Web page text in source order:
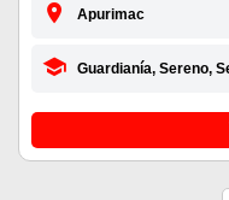
Apurimac
Guardianía, Sereno,